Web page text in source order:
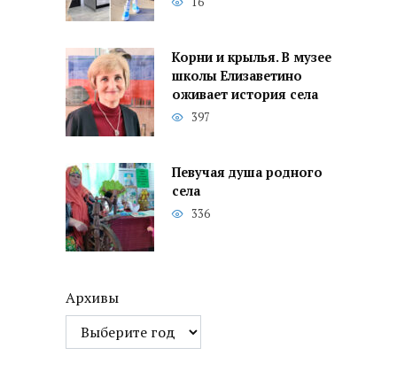
Корни и крылья. В музее
школы Елизаветино
оживает история села
397
Певучая душа родного
села
336
Архивы